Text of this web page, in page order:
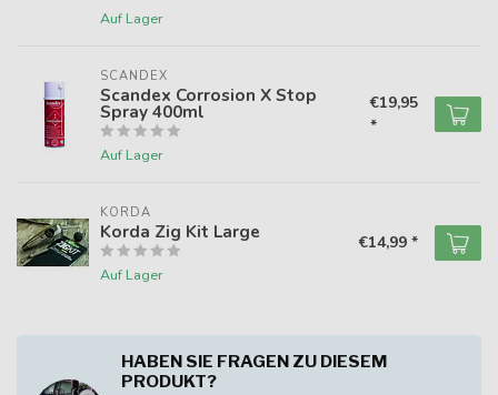
Auf Lager
SCANDEX
Scandex Corrosion X Stop
Spray 400ml
Auf Lager
€19,95
*
KORDA
Korda Zig Kit Large
Auf Lager
€14,99 *
HABEN SIE FRAGEN ZU DIESEM
PRODUKT?